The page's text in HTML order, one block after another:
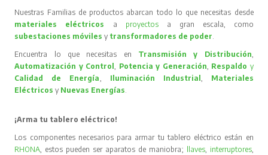
Nuestras Familias de productos abarcan todo lo que necesitas desde
materiales eléctricos
a proyectos
a gran escala, como
subestaciones móvilesy transformadores de poder.
Encuentra lo que necesitas en Transmisión y Distribución,
Automatización y Control, Potencia y Generación, Respaldo y
Calidad de Energía, Iluminación Industrial , Materiales
Eléctricos y Nuevas Energías.
¡Arma tu tablero eléctrico!
Los componentes necesarios para armar tu tablero eléctrico están en
RHONA, estos pueden ser aparatos de maniobra; llaves, interruptores,